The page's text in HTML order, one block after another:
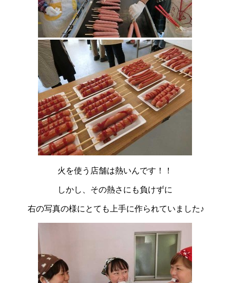
火を使う店舗は熱いんです！！
しかし、その熱さにも負けずに
右の写真の様にとても上手に作られていました♪